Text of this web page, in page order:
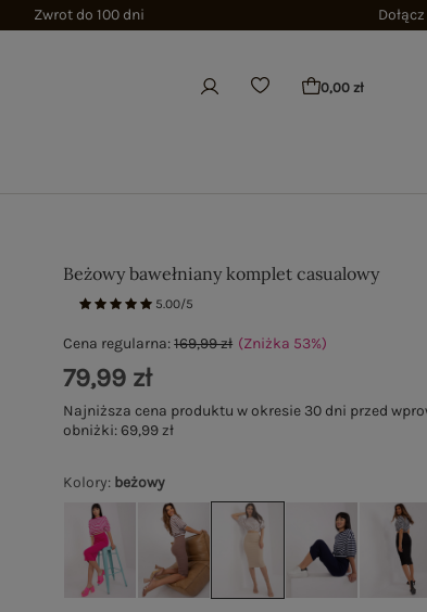
Zwrot do 100 dni
0,00 zł
Beżowy bawełniany komplet casualowy
5.00/5
Kolory: beżowy
Cena regularna:169,99 zł (Zniżka 53%)
79,99 zł
Najniższa cena produktu w okresie 30 dni przed
obniżki:69,99 zł